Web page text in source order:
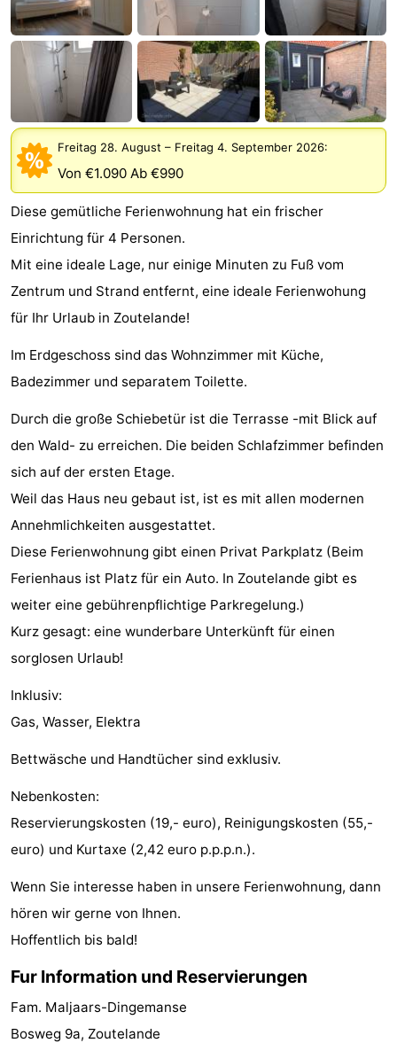
Joossesweg
-
Kustlicht
Meerpaal
Strandcamping
Valkenisse
-
Zee,
Bos
en
Duin
Hotels
Zimmer
(mit
Frühstück)
Lastminutes
Strand
&
tun
-
Museen
-
Galerien
Denkmäler
-
Kirchen
Leuchtturme
-
Aussichtspunkte
-
Spielplätze
-
Zentren
Dörfer
&Natur
Sport
-
Schwimmbader
Freitag 28. August – Freitag 4. September 2026:
Von €1.090 Ab €990
Diese gemütliche Ferienwohnung hat ein frischer
Einrichtung für 4 Personen.
Mit eine ideale Lage, nur einige Minuten zu Fuß vom
Zentrum und Strand entfernt, eine ideale Ferienwohung
für Ihr Urlaub in Zoutelande!
Im Erdgeschoss sind das Wohnzimmer mit Küche,
Badezimmer und separatem Toilette.
Durch die große Schiebetür ist die Terrasse -mit Blick auf
den Wald- zu erreichen. Die beiden Schlafzimmer befinden
sich auf der ersten Etage.
Weil das Haus neu gebaut ist, ist es mit allen modernen
Annehmlichkeiten ausgestattet.
Diese Ferienwohnung gibt einen Privat Parkplatz (Beim
Ferienhaus ist Platz für ein Auto. In Zoutelande gibt es
weiter eine gebührenpflichtige Parkregelung.)
Kurz gesagt: eine wunderbare Unterkünft für einen
sorglosen Urlaub!
Inklusiv:
Gas, Wasser, Elektra
Bettwäsche und Handtücher sind exklusiv.
Nebenkosten:
Reservierungskosten (19,- euro), Reinigungskosten (55,-
euro) und Kurtaxe (2,42 euro p.p.p.n.).
Wenn Sie interesse haben in unsere Ferienwohnung, dann
hören wir gerne von Ihnen.
Hoffentlich bis bald!
Fur Information und Reservierungen
Fam. Maljaars-Dingemanse
Bosweg 9a, Zoutelande